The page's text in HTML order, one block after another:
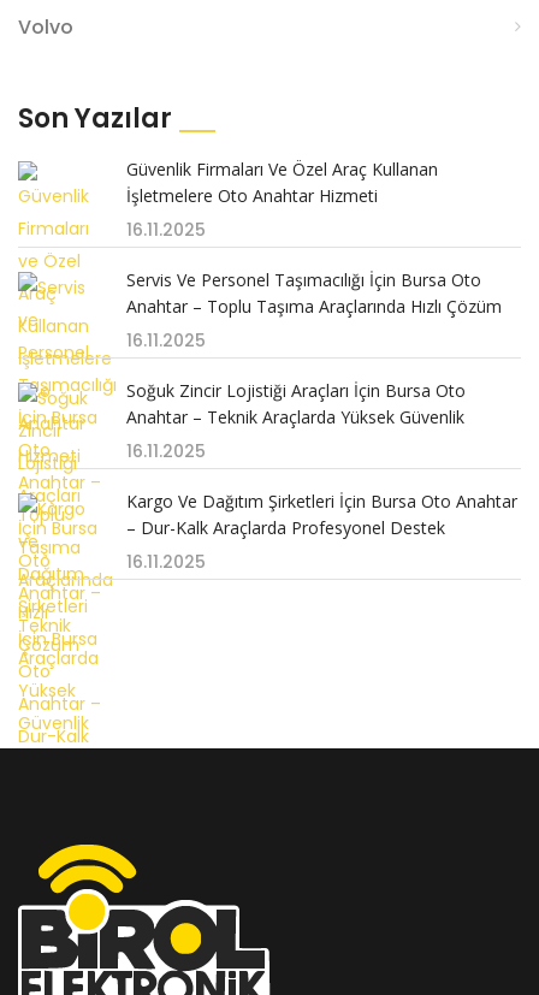
Volvo
Son Yazılar
Güvenlik Firmaları Ve Özel Araç Kullanan
İşletmelere Oto Anahtar Hizmeti
16.11.2025
Servis Ve Personel Taşımacılığı İçin Bursa Oto
Anahtar – Toplu Taşıma Araçlarında Hızlı Çözüm
16.11.2025
Soğuk Zincir Lojistiği Araçları İçin Bursa Oto
Anahtar – Teknik Araçlarda Yüksek Güvenlik
16.11.2025
Kargo Ve Dağıtım Şirketleri İçin Bursa Oto Anahtar
– Dur-Kalk Araçlarda Profesyonel Destek
16.11.2025